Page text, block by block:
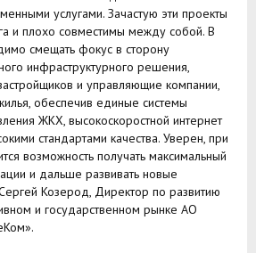
услугами. Зачастую эти проекты
и плохо совместимы между собой. В
смещать фокус в сторону
инфраструктурного решения,
и управляющие компании,
обеспечив единые системы
ЖКХ, высокоскоростной интернет
стандартами качества. Уверен, при
возможность получать максимальный
и дальше развивать новые
Козерод, Директор по развитию
и государственном рынке АО